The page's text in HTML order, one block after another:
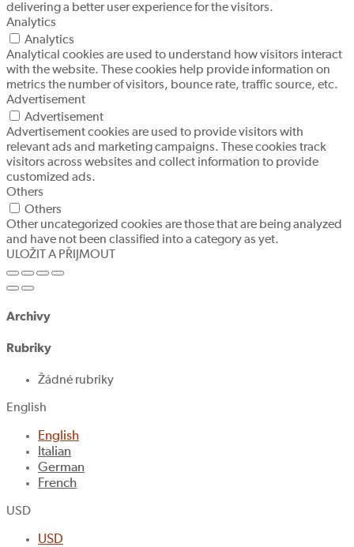
delivering a better user experience for the visitors.
Analytics
Analytics
Analytical cookies are used to understand how visitors interact
with the website. These cookies help provide information on
metrics the number of visitors, bounce rate, traffic source, etc.
Advertisement
Advertisement
Advertisement cookies are used to provide visitors with
relevant ads and marketing campaigns. These cookies track
visitors across websites and collect information to provide
customized ads.
Others
Others
Other uncategorized cookies are those that are being analyzed
and have not been classified into a category as yet.
ULOŽIT A PŘIJMOUT
Archivy
Rubriky
Žádné rubriky
English
English
Italian
German
French
USD
USD